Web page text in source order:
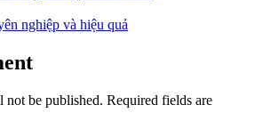
nghiệp và hiệu quả
not be published. Required fields are